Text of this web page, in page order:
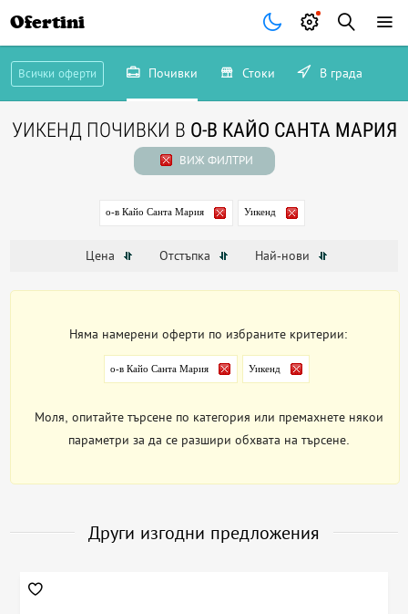
Ofertini
Всички оферти Почивки Стоки В града
УИКЕНД ПОЧИВКИ В О-В КАЙО САНТА МАРИЯ
ВИЖ ФИЛТРИ
о-в Кайо Санта Мария Уикенд
Цена Отстъпка Най-нови
Няма намерени оферти по избраните критерии:
о-в Кайо Санта Мария Уикенд
Моля, опитайте търсене по категория или премахнете някои
параметри за да се разшири обхвата на търсене.
Други изгодни предложения